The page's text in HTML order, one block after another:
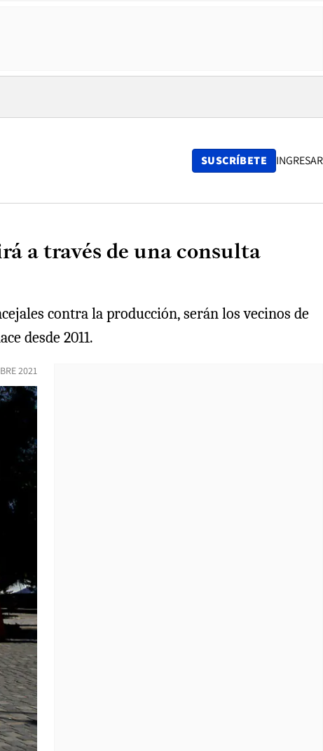
SUSCRÍBETE INGRESAR
a través de una consulta
contra la producción, serán los vecinos de
desde 2011.
2021